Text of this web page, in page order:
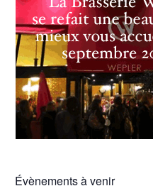
Évènements à venir